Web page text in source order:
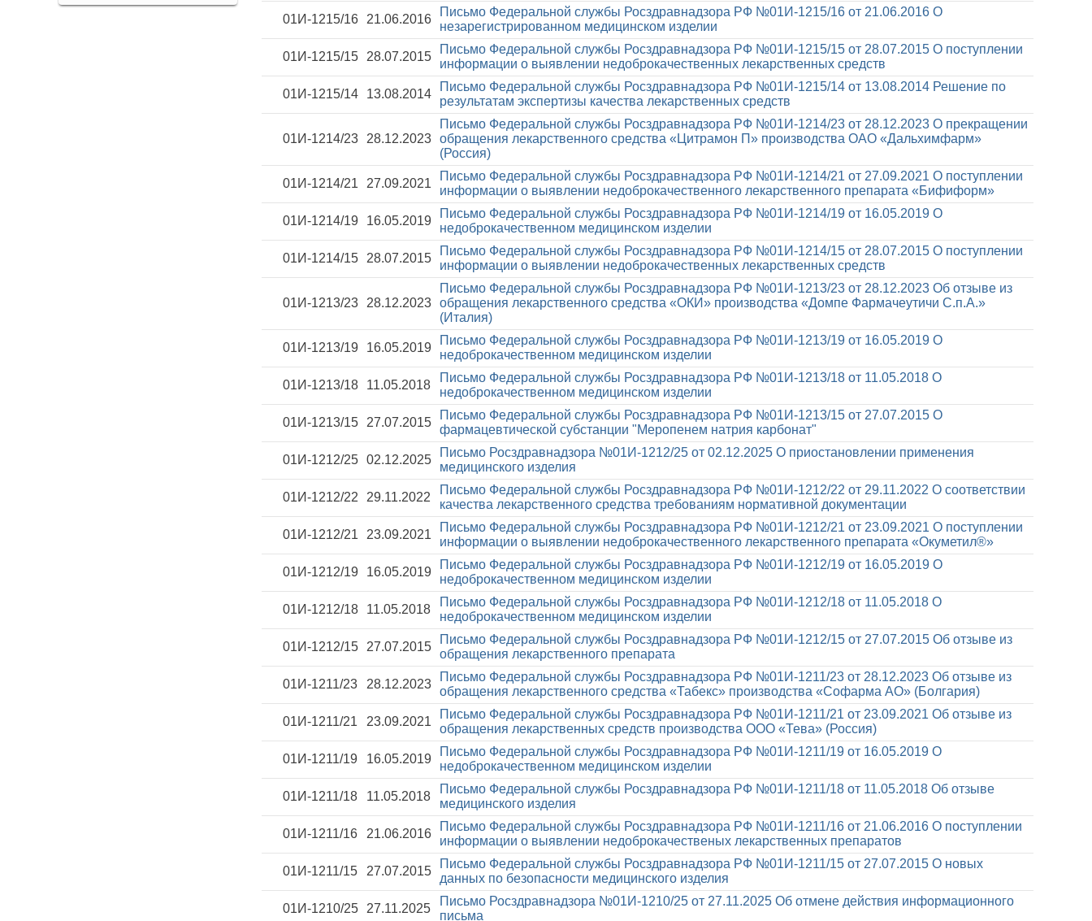
01И-1215/16 21.06.2016
Письмо Федеральной службы Росздравнадзора РФ №01И-1215/16 от 21.06.2016 О
незарегистрированном медицинском изделии
01И-1215/15 28.07.2015
Письмо Федеральной службы Росздравнадзора РФ №01И-1215/15 от 28.07.2015 О поступлении
информации о выявлении недоброкачественных лекарственных средств
01И-1215/14 13.08.2014
Письмо Федеральной службы Росздравнадзора РФ №01И-1215/14 от 13.08.2014 Решение по
результатам экспертизы качества лекарственных средств
01И-1214/23 28.12.2023
Письмо Федеральной службы Росздравнадзора РФ №01И-1214/23 от 28.12.2023 О прекращении
обращения лекарственного средства «Цитрамон П» производства ОАО «Дальхимфарм»
(Россия)
01И-1214/21 27.09.2021
Письмо Федеральной службы Росздравнадзора РФ №01И-1214/21 от 27.09.2021 О поступлении
информации о выявлении недоброкачественного лекарственного препарата «Бифиформ»
01И-1214/19 16.05.2019
Письмо Федеральной службы Росздравнадзора РФ №01И-1214/19 от 16.05.2019 О
недоброкачественном медицинском изделии
01И-1214/15 28.07.2015
Письмо Федеральной службы Росздравнадзора РФ №01И-1214/15 от 28.07.2015 О поступлении
информации о выявлении недоброкачественных лекарственных средств
01И-1213/23 28.12.2023
Письмо Федеральной службы Росздравнадзора РФ №01И-1213/23 от 28.12.2023 Об отзыве из
обращения лекарственного средства «ОКИ» производства «Домпе Фармачеутичи С.п.А.»
(Италия)
01И-1213/19 16.05.2019
Письмо Федеральной службы Росздравнадзора РФ №01И-1213/19 от 16.05.2019 О
недоброкачественном медицинском изделии
01И-1213/18 11.05.2018
Письмо Федеральной службы Росздравнадзора РФ №01И-1213/18 от 11.05.2018 О
недоброкачественном медицинском изделии
01И-1213/15 27.07.2015
Письмо Федеральной службы Росздравнадзора РФ №01И-1213/15 от 27.07.2015 О
фармацевтической субстанции "Меропенем натрия карбонат"
01И-1212/25 02.12.2025
Письмо Росздравнадзора №01И-1212/25 от 02.12.2025 О приостановлении применения
медицинского изделия
01И-1212/22 29.11.2022
Письмо Федеральной службы Росздравнадзора РФ №01И-1212/22 от 29.11.2022 О соответствии
качества лекарственного средства требованиям нормативной документации
01И-1212/21 23.09.2021
Письмо Федеральной службы Росздравнадзора РФ №01И-1212/21 от 23.09.2021 О поступлении
информации о выявлении недоброкачественного лекарственного препарата «Окуметил®»
01И-1212/19 16.05.2019
Письмо Федеральной службы Росздравнадзора РФ №01И-1212/19 от 16.05.2019 О
недоброкачественном медицинском изделии
01И-1212/18 11.05.2018
Письмо Федеральной службы Росздравнадзора РФ №01И-1212/18 от 11.05.2018 О
недоброкачественном медицинском изделии
01И-1212/15 27.07.2015
Письмо Федеральной службы Росздравнадзора РФ №01И-1212/15 от 27.07.2015 Об отзыве из
обращения лекарственного препарата
01И-1211/23 28.12.2023
Письмо Федеральной службы Росздравнадзора РФ №01И-1211/23 от 28.12.2023 Об отзыве из
обращения лекарственного средства «Табекс» производства «Софарма АО» (Болгария)
01И-1211/21 23.09.2021
Письмо Федеральной службы Росздравнадзора РФ №01И-1211/21 от 23.09.2021 Об отзыве из
обращения лекарственных средств производства ООО «Тева» (Россия)
01И-1211/19 16.05.2019
Письмо Федеральной службы Росздравнадзора РФ №01И-1211/19 от 16.05.2019 О
недоброкачественном медицинском изделии
01И-1211/18 11.05.2018
Письмо Федеральной службы Росздравнадзора РФ №01И-1211/18 от 11.05.2018 Об отзыве
медицинского изделия
01И-1211/16 21.06.2016
Письмо Федеральной службы Росздравнадзора РФ №01И-1211/16 от 21.06.2016 О поступлении
информации о выявлении недоброкачественых лекарственных препаратов
01И-1211/15 27.07.2015
Письмо Федеральной службы Росздравнадзора РФ №01И-1211/15 от 27.07.2015 О новых
данных по безопасности медицинского изделия
01И-1210/25 27.11.2025
Письмо Росздравнадзора №01И-1210/25 от 27.11.2025 Об отмене действия информационного
письма